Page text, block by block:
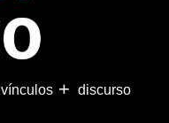
+
vínculos discurso